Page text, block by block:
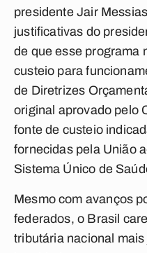
presidente Jair
justificativas do
de que esse programa
custeio para
de Diretrizes
original aprovado pelo
fonte de custeio
fornecidas pela União
Sistema Único de
Mesmo com avanços
federados, o Brasil
tributária nacional